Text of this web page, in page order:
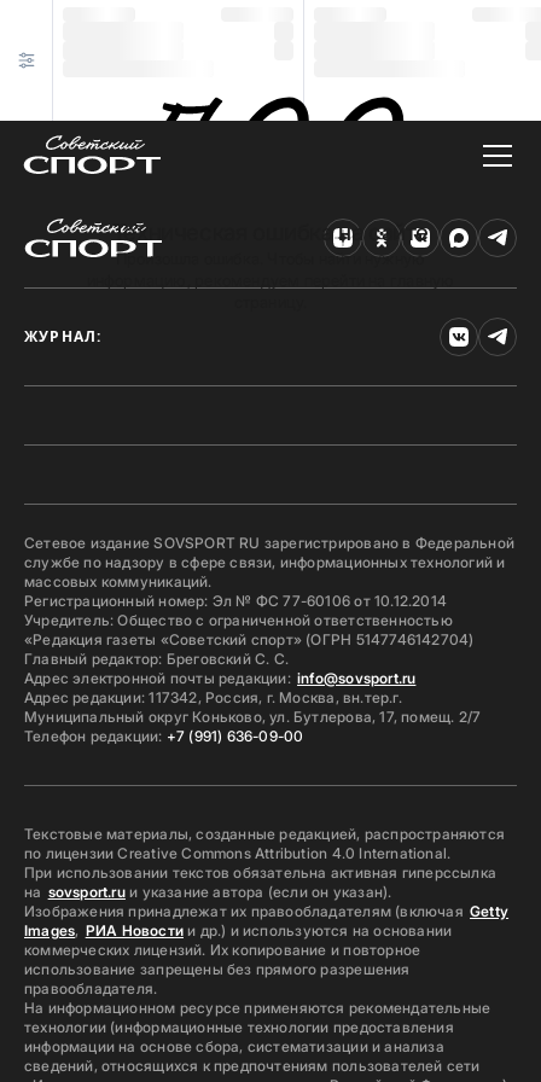
Техническая ошибка на сайте
Произошла ошибка. Чтобы найти нужную
ЖУРНАЛ:
Сетевое издание SOVSPORT RU зарегистрировано в Федеральной
службе по надзору в сфере связи, информационных технологий и
массовых коммуникаций.
Регистрационный номер: Эл № ФС 77-60106 от 10.12.2014
Учредитель: Общество с ограниченной ответственностью
«Редакция газеты «Советский спорт» (ОГРН 5147746142704)
Главный редактор: Бреговский С. С.
Адрес электронной почты редакции: info@sovsport.ru
Адрес редакции: 117342, Россия, г. Москва, вн.тер.г.
Муниципальный округ Коньково, ул. Бутлерова, 17, помещ. 2/7
Телефон редакции: +7 (991) 636-09-00
Текстовые материалы, созданные редакцией, распространяются
по лицензии Creative Commons Attribution 4.0 International.
При использовании текстов обязательна активная гиперссылка
на sovsport.ruи указание автора (если он указан).
Изображения принадлежат их правообладателям (включая Getty
Images, РИА Новостии др.) и используются на основании
коммерческих лицензий. Их копирование и повторное
использование запрещены без прямого разрешения
правообладателя.
На информационном ресурсе применяются рекомендательные
технологии (информационные технологии предоставления
информации на основе сбора, систематизации и анализа
сведений, относящихся к предпочтениям пользователей сети